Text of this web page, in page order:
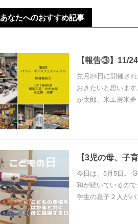
あなたへのおすすめ記事
【報告③】11/
先月24日に開催さ
おきたいと思いま
が太郎、米工房米
【3児の母、子
今日は、5月5日。
和が続いているの
学生の息子２人が